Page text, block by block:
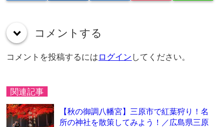
down コメントする
コメントを投稿するには ログイン してください。
関連記事
【秋の御調八幡宮】三原市で紅葉狩り！名
所の神社を散策してみよう！／広島県三原